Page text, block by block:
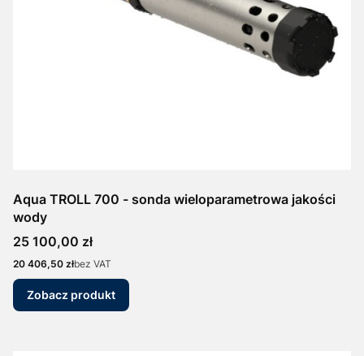
Aqua TROLL 700 - sonda wieloparametrowa jakości
wody
Cena
25 100,00 zł
Cena
20 406,50 złbez VAT
Zobacz produkt